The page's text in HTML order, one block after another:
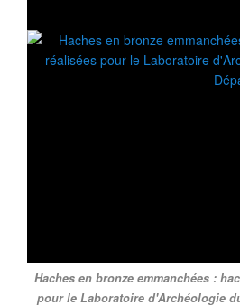
Haches en bronze emmanchées :
pour le Laboratoire d'Archéologie